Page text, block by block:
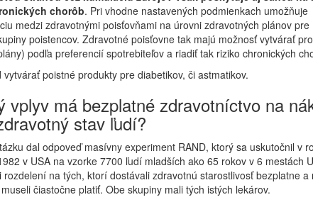
chorôb. Pri vhodne nastavených podmienkach umožňuje
medzi zdravotnými poisťovňami na úrovni zdravotných plánov pre
poistencov. Zdravotné poisťovne tak majú možnosť vytvárať
podľa preferencií spotrebiteľov a riadiť tak riziko chronických
vytvárať poistné produkty pre diabetikov, či astmatikov.
vplyv má bezplatné zdravotníctvo na
stav ľudí?
dal odpoveď masívny experiment RAND, ktorý sa uskutočnil v
v USA na vzorke 7700 ľudí mladších ako 65 rokov v 6 mestách
rozdelení na tých, ktorí dostávali zdravotnú starostlivosť bezplatne a
čiastočne platiť. Obe skupiny mali tých istých lekárov.